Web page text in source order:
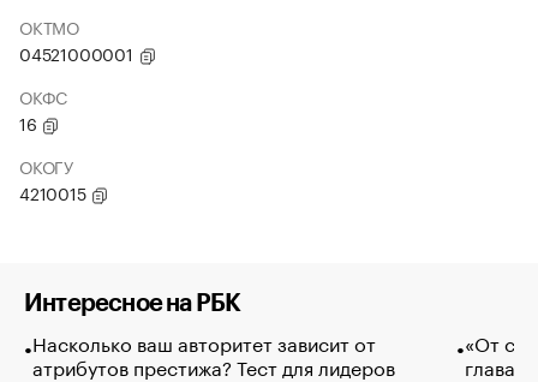
ОКТМО
04521000001
ОКФС
16
ОКОГУ
4210015
Интересное на РБК
Насколько ваш авторитет зависит от
атрибутов престижа? Тест для лидеров
«От
глава